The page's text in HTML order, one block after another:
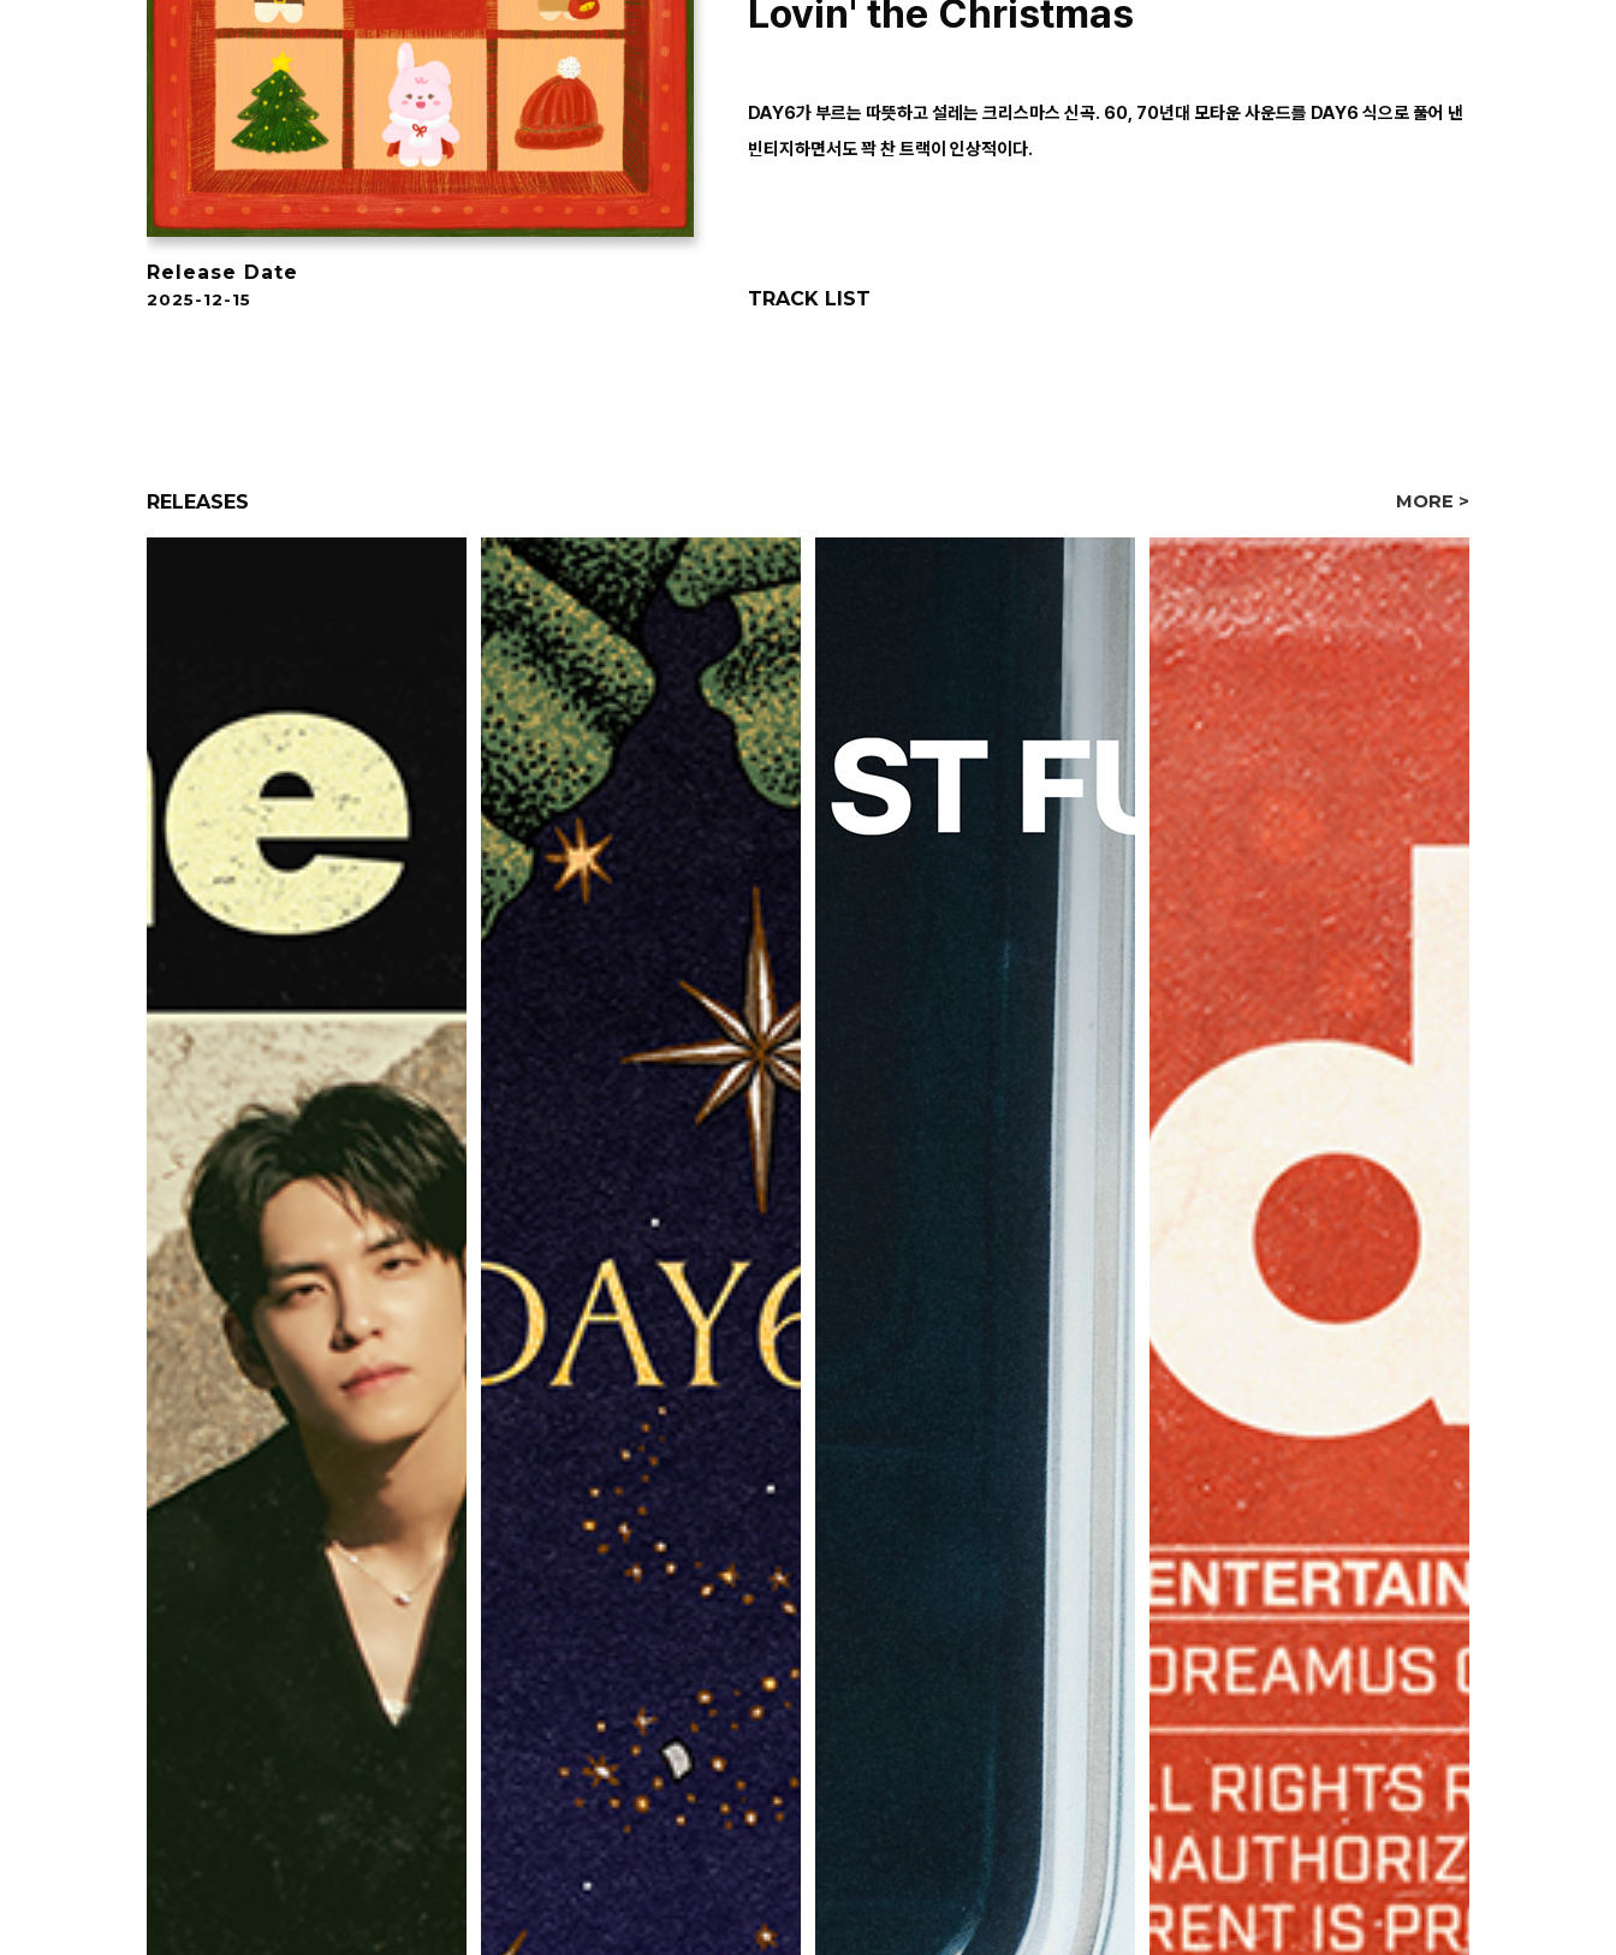
Release Date
2025-12-15
Lovin' the Christmas
DAY6가 부르는 따뜻하고 설레는 크리스마스 신곡. 60, 70년대 모타운 사운드를 DAY6 식으로 풀어 낸
빈티지하면서도 꽉 찬 트랙이 인상적이다.
TRACK LIST
RELEASES MORE >